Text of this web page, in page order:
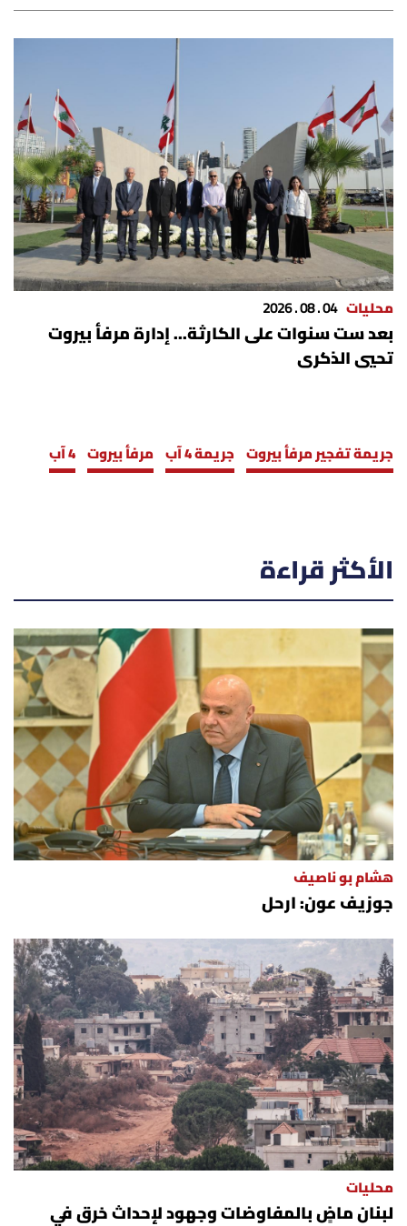
محليات 04 . 08 . 2026
بعد ست سنوات على الكارثة... إدارة مرفأ بيروت
تحيي الذكرى
جريمة تفجير مرفأ بيروت جريمة 4 آب مرفأ بيروت 4 آب
الأكثر قراءة
هشام بو ناصيف
جوزيف عون: ارحل
محليات
لبنان ماضٍ بالمفاوضات وجهود لإحداث خرق في